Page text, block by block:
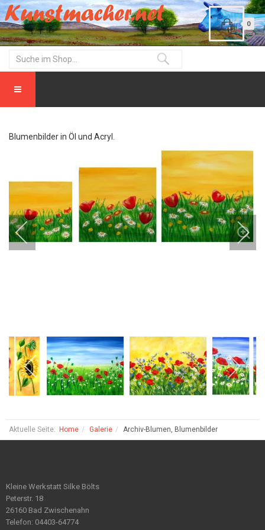
0
Blumenbilder in Öl und Acryl.
Aktuelle Seite: Home Galerie Archiv-Blumen, Blumenbilder
Kleine Werkstatt Silke Bölts
Peterstr. 18
26160 Bad Zwischenahn
Telefon: 04403-64774